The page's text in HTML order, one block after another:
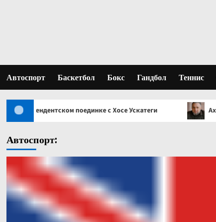
Автоспорт Баскетбол Бокс Гандбол Теннис
поединке с Хосе Ускатеги Ахмед Газгириев:
Автоспорт: